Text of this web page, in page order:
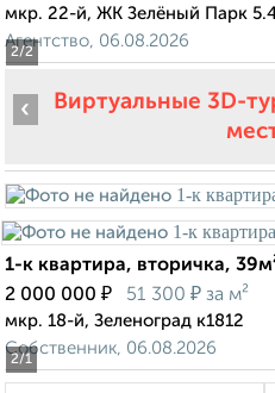
2/2
мкр. 22-й, ЖК Зелёный Парк
Агентство, 06.08.2026
Виртуальные 3D-
2/1
‹
1-к квартира, вторичка,
2 000 000 ₽ 51 300 ₽ за м²
мкр. 18-й, Зеленоград к1812
Собственник, 06.08.2026